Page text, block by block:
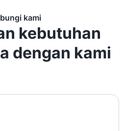
kami
kebutuhan
dengan kami